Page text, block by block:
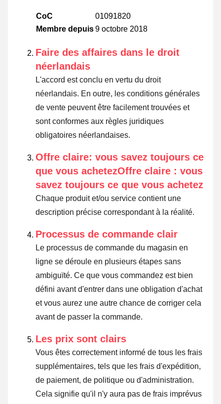
CoC
01091820
Membre depuis9 octobre 2018
Faire des affaires dans le droit
néerlandais
L'accord est conclu en vertu du droit
néerlandais. En outre, les conditions générales
de vente peuvent être facilement trouvées et
sont conformes aux règles juridiques
obligatoires néerlandaises.
Offre claire: vous savez toujours ce
que vous achetezOffre claire : vous
savez toujours ce que vous achetez
Chaque produit et/ou service contient une
description précise correspondant à la réalité.
Processus de commande clair
Le processus de commande du magasin en
ligne se déroule en plusieurs étapes sans
ambiguïté. Ce que vous commandez est bien
défini avant d'entrer dans une obligation d'achat
et vous aurez une autre chance de corriger cela
avant de passer la commande.
Les prix sont clairs
Vous êtes correctement informé de tous les frais
supplémentaires, tels que les frais d'expédition,
de paiement, de politique ou d'administration.
Cela signifie qu'il n'y aura pas de frais imprévus